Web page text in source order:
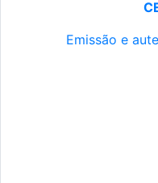
Emissão e